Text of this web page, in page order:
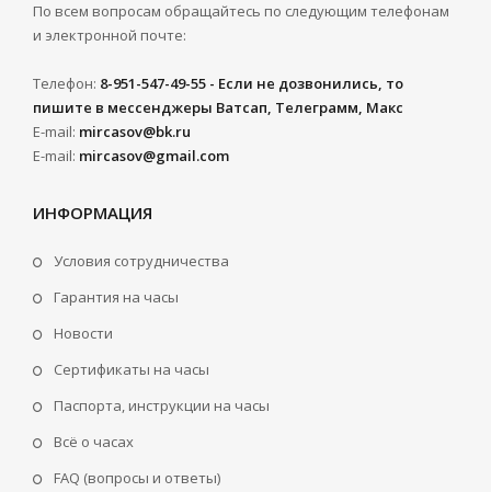
По всем вопросам обращайтесь по следующим телефонам
и электронной почте:
Телефон: 8-951-547-49-55 - Если не дозвонились, то
пишите в мессенджеры Ватсап, Телеграмм, Макс
E-mail: mircasov@bk.ru
E-mail: mircasov@gmail.com
ИНФОРМАЦИЯ
Условия сотрудничества
Гарантия на часы
Новости
Сертификаты на часы
Паспорта, инструкции на часы
Всё о часах
FAQ (вопросы и ответы)